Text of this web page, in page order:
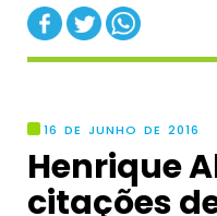
16 DE JUNHO DE 2016
Henrique
citações